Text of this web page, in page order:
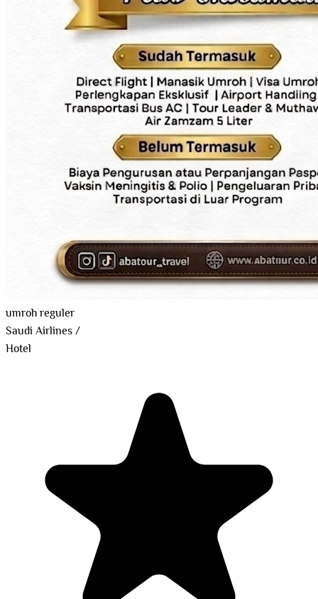
umroh reguler
Saudi Airlines/
Hotel